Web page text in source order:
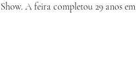
A feira completou 29 anos em